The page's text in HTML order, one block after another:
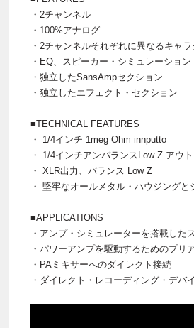
・2チャンネル
・100%アナログ
・2チャンネルそれぞれに異なるキャ
・EQ、スピーカー・シミュレーション
・独立したSansAmpセクション
・独立したエフェクト・セクション
■TECHNICAL FEATURES
・ 1/4インチ 1meg Ohm innputto
・ 1/4インチアンバランスLow Z アウ
・ XLR出力、バランス Low Z
・ 堅牢なオールメタル・ハウジングと
■APPLICATIONS
・アンプ・シミュレーターを搭載した
・パワーアンプを駆動するためのプリ
・PAミキサーへのダイレクト接続
・ダイレクト・レコーディング・デバ